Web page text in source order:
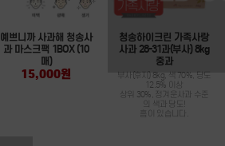
예쁘니까 사과해 청송사
과 마스크팩 1BOX (10
매)
15,000원
청송하이크린 가족사랑
사과 28-31과(부사) 8kg
중과
부사(후지) 8kg, 색 70%, 당도
12.5% 이상
상위 30%, 정겨운사과 수준
의 색과 당도!
흠이 있습니다.